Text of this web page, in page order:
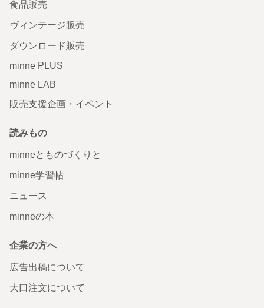
食品販売
ヴィンテージ販売
ダウンロード販売
minne PLUS
minne LAB
販売支援企画・イベント
読みもの
minneとものづくりと
minne学習帖
ニュース
minneの本
企業の方へ
広告出稿について
大口注文について